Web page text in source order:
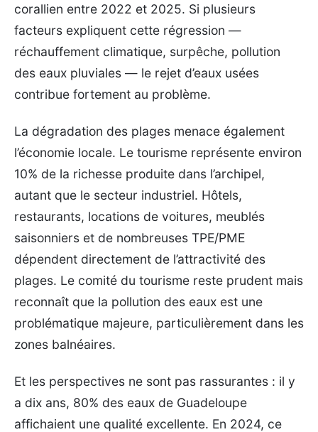
corallien entre 2022 et 2025. Si plusieurs
facteurs expliquent cette régression —
réchauffement climatique, surpêche, pollution
des eaux pluviales — le rejet d’eaux usées
contribue fortement au problème.
La dégradation des plages menace également
l’économie locale. Le tourisme représente environ
10% de la richesse produite dans l’archipel,
autant que le secteur industriel. Hôtels,
restaurants, locations de voitures, meublés
saisonniers et de nombreuses TPE/PME
dépendent directement de l’attractivité des
plages. Le comité du tourisme reste prudent mais
reconnaît que la pollution des eaux est une
problématique majeure, particulièrement dans les
zones balnéaires.
Et les perspectives ne sont pas rassurantes : il y
a dix ans, 80% des eaux de Guadeloupe
affichaient une qualité excellente. En 2024, ce